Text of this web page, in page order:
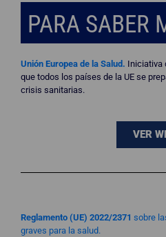
PARA SABER
Unión Europea de la Salud. Iniciativa
que todos los países de la UE se
crisis sanitarias.
VER
Reglamento (UE) 2022/2371 sobre
graves para la salud.